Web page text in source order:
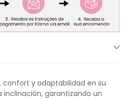
confort y adaptabilidad en su
garantizando un